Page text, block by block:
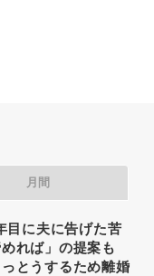
月間
目に夫に告げた苦
れば」の提案も
っとうするため離婚